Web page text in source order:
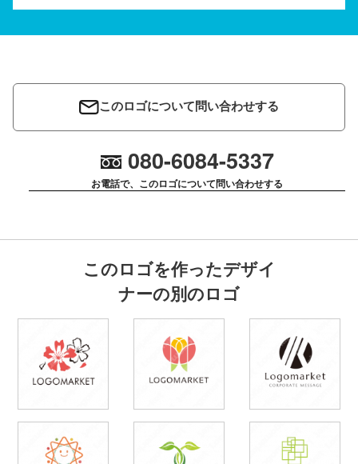
このロゴについて問い合わせする
080-6084-5337
お電話で、このロゴについて問い合わせする
このロゴを作ったデザイ
ナーの別のロゴ